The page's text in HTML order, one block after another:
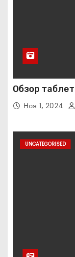
Обзор
Ноя 1, 2024
UNCATEGORISED